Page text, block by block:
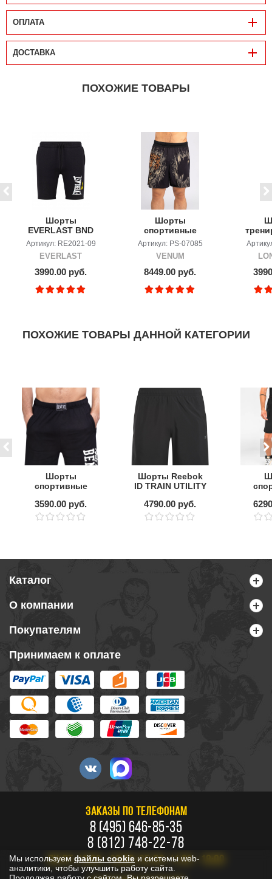
ОПЛАТА
ДОСТАВКА
ПОХОЖИЕ ТОВАРЫ
Шорты
EVERLAST BND
Артикул: RE2021-09
EVERLAST
3990.00 руб.
Шорты
спортивные
Venum Tiger
Black/Neo Orange
Артикул: PS-07085
VENUM
8449.00 руб.
ПОХОЖИЕ ТОВАРЫ ДАННОЙ КАТЕГОРИИ
Шорты
спортивные
3590.00 руб.
Шорты Reebok
ID TRAIN UTILITY
4790.00 руб.
Каталог
О компании
Покупателям
Принимаем к оплате
ЗАКАЗЫ ПО ТЕЛЕФОНАМ
8 (495) 646-85-35
8 (812) 748-22-78
ПН-ПТ: 10:00 - 20:00, СБ-ВС: 11:00 - 18:00
Мы используем файлы cookie и системы web-
аналитики, чтобы улучшить работу сайта.